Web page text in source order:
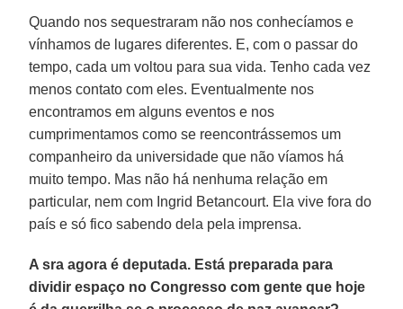
Quando nos sequestraram não nos conhecíamos e
vínhamos de lugares diferentes. E, com o passar do
tempo, cada um voltou para sua vida. Tenho cada vez
menos contato com eles. Eventualmente nos
encontramos em alguns eventos e nos
cumprimentamos como se reencontrássemos um
companheiro da universidade que não víamos há
muito tempo. Mas não há nenhuma relação em
particular, nem com Ingrid Betancourt. Ela vive fora do
país e só fico sabendo dela pela imprensa.
A sra agora é deputada. Está preparada para
dividir espaço no Congresso com gente que hoje